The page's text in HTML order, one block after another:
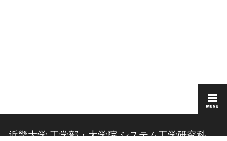
近畿大学 工学部・大学院 システム工学研究科